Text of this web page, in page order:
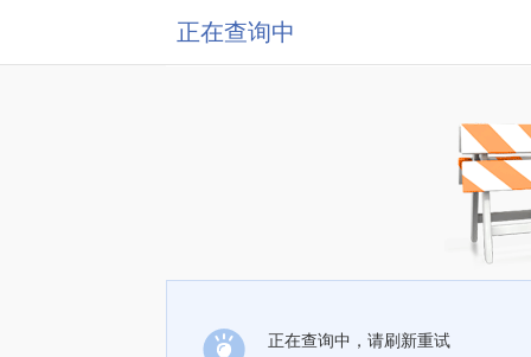
正在查询中
正在查询中，请刷新重试